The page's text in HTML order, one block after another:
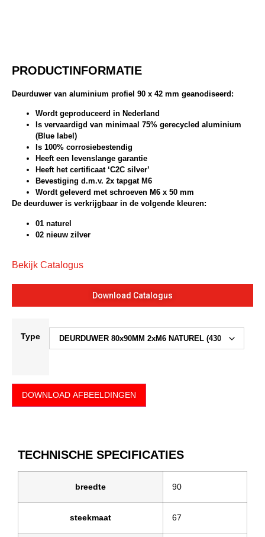
PRODUCTINFORMATIE
Deurduwer van aluminium profiel 90 x 42 mm geanodiseerd:
Wordt geproduceerd in Nederland
Is vervaardigd van minimaal 75% gerecycled aluminium
(Blue label)
Is 100% corrosiebestendig
Heeft een levenslange garantie
Heeft het certificaat ‘C2C silver’
Bevestiging d.m.v. 2x tapgat M6
Wordt geleverd met schroeven M6 x 50 mm
De deurduwer is verkrijgbaar in de volgende kleuren:
01 naturel
02 nieuw zilver
Bekijk Catalogus
Download Catalogus
Type
DOWNLOAD AFBEELDINGEN
TECHNISCHE SPECIFICATIES
breedte 90
steekmaat 67